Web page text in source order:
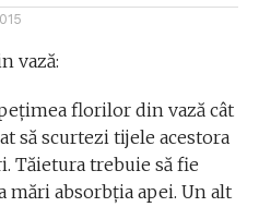
vază:
florilor din vază cât
să scurtezi tijele acestora
Tăietura trebuie să fie
mări absorbţia apei. Un alt